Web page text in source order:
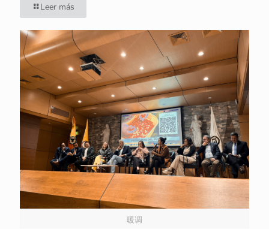
Leer más
暖调